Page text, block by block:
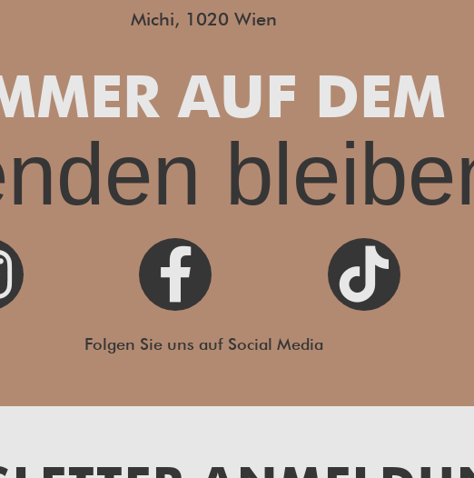
Michi, 1020 Wien
AUF DEM
 
Folgen Sie uns auf Social Media